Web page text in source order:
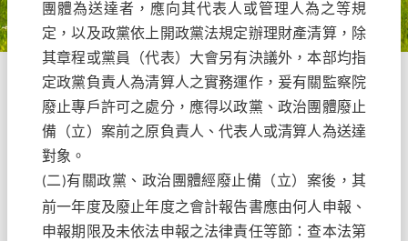
團體為送達者，應向其代表人或管理人為之等規
定，以及政黨依上開政黨法規定辦理財產清算，除
其章程或黨員（代表）大會另有決議外，本部均指
定政黨負責人為清算人之實務運作，爰有關監察院
廢止專戶許可之處分，應得以政黨、政治團體廢止
備（立）案前之原負責人、代表人或清算人為送達
對象。
(二)有關政黨、政治團體經廢止備（立）案後，其
前一年度及廢止年度之會計報告書應由何人申報、
申報期限及未依法申報之法律責任等節：查本法第